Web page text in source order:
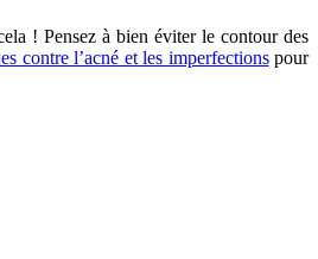
! Pensez à bien éviter le contour des
contre l’acné et les imperfectionspour